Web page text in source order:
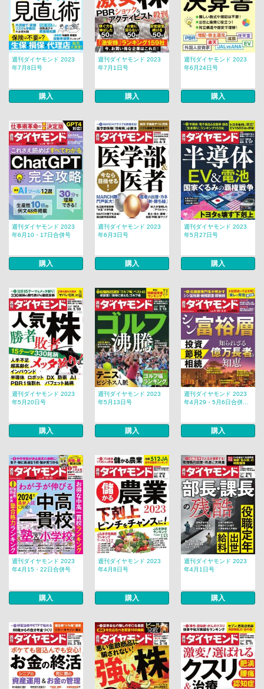
週刊ダイヤモンド 2023
年7月8日号
購入
週刊ダイヤモンド 2023
年7月1日号
購入
週刊ダイヤモンド 2023
年6月24日号
購入
週刊ダイヤモンド 2023
年6月10・17日合併号
購入
週刊ダイヤモンド 2023
年6月3日号
購入
週刊ダイヤモンド 2023
年5月27日号
購入
週刊ダイヤモンド 2023
年5月20日号
購入
週刊ダイヤモンド 2023
年5月13日号
購入
週刊ダイヤモンド 2023
年4月29・5月6日合併...
購入
週刊ダイヤモンド 2023
年4月15・22日合併号
購入
週刊ダイヤモンド 2023
年4月8日号
購入
週刊ダイヤモンド 2023
年4月1日号
購入